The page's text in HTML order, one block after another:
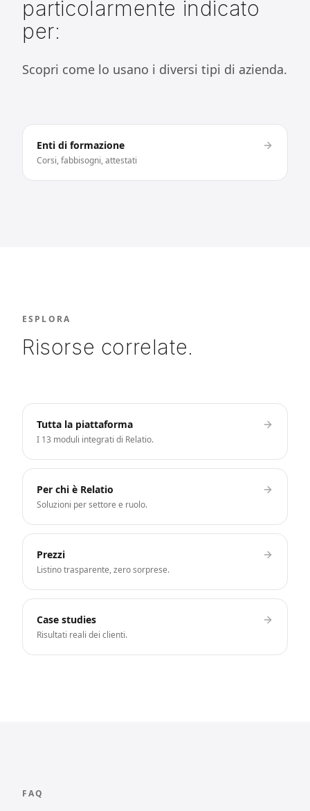
particolarmente indicato
per:
Scopri come lo usano i diversi tipi di azienda.
Enti di formazione
Corsi, fabbisogni, attestati
ESPLORA
Risorse correlate.
Tutta la piattaforma
I 13 moduli integrati di Relatio.
Per chi è Relatio
Soluzioni per settore e ruolo.
Prezzi
Listino trasparente, zero sorprese.
Case studies
Risultati reali dei clienti.
FAQ